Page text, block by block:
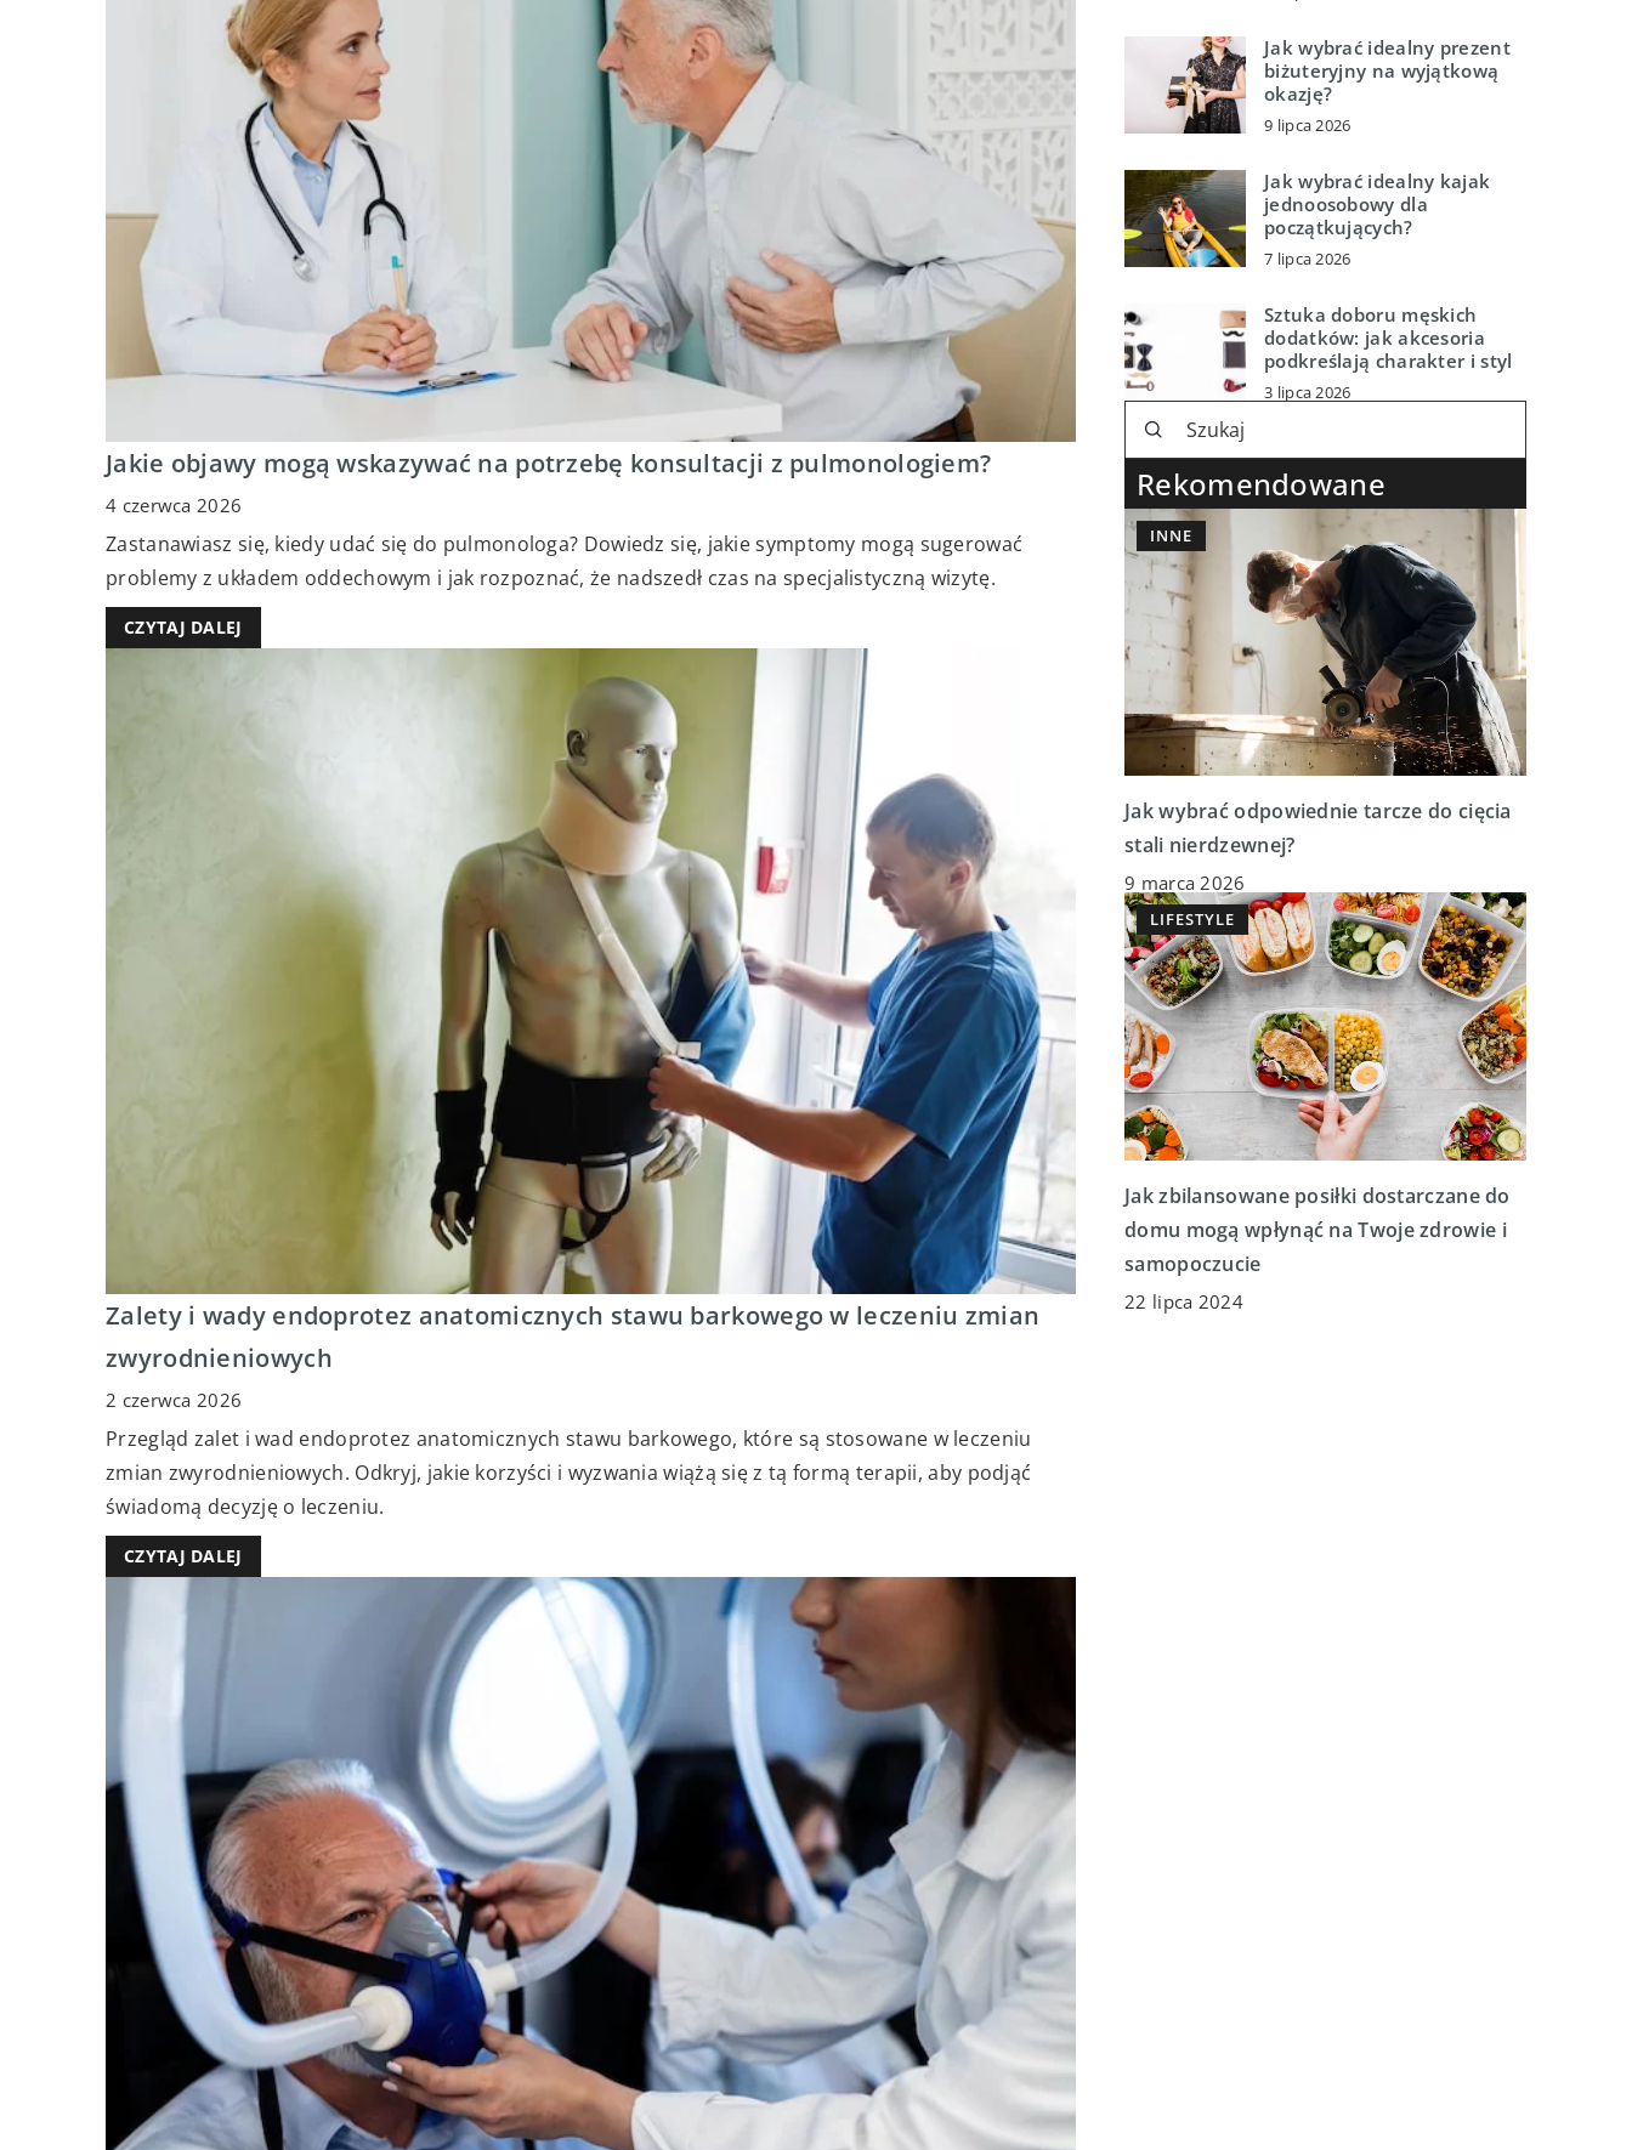
Jakie objawy mogą wskazywać na potrzebę konsultacji z pulmonologiem?
4 czerwca 2026
Zastanawiasz się, kiedy udać się do pulmonologa? Dowiedz się, jakie symptomy mogą sugerować
problemy z układem oddechowym i jak rozpoznać, że nadszedł czas na specjalistyczną wizytę.
CZYTAJ DALEJ
Zalety i wady endoprotez anatomicznych stawu barkowego w leczeniu zmian
zwyrodnieniowych
2 czerwca 2026
Przegląd zalet i wad endoprotez anatomicznych stawu barkowego, które są stosowane w leczeniu
zmian zwyrodnieniowych. Odkryj, jakie korzyści i wyzwania wiążą się z tą formą terapii, aby podjąć
świadomą decyzję o leczeniu.
CZYTAJ DALEJ
Jak wybrać idealny prezent
biżuteryjny na wyjątkową
okazję?
9 lipca 2026
Jak wybrać idealny kajak
jednoosobowy dla
początkujących?
7 lipca 2026
Sztuka doboru męskich
dodatków: jak akcesoria
podkreślają charakter i styl
3 lipca 2026
Rekomendowane
INNE
Jak wybrać odpowiednie tarcze do cięcia
stali nierdzewnej?
9 marca 2026
LIFESTYLE
Jak zbilansowane posiłki dostarczane do
domu mogą wpłynąć na Twoje zdrowie i
samopoczucie
22 lipca 2024